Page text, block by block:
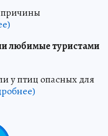
любимые туристами
у птиц опасных для